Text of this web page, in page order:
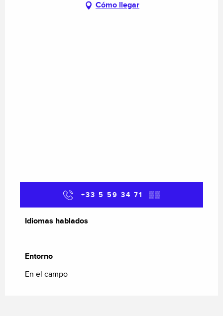
Cómo llegar
+33 5 59 34 71 ▒▒
Idiomas hablados
Idiomas hablados
Entorno
Entorno
En el campo